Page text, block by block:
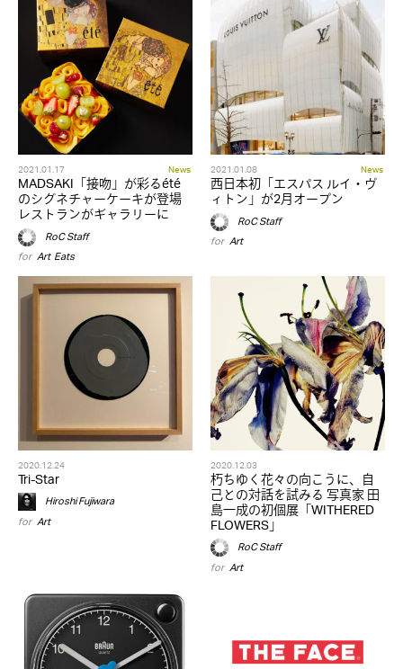
2021.01.17 News
MADSAKI「接吻」が彩るété
のシグネチャーケーキが登場
レストランがギャラリーに
RoC Staff
for Art,Eats
2021.01.08 News
西日本初「エスパス ルイ・ヴ
ィトン」が2月オープン
RoC Staff
for Art
2020.12.24
Tri-Star
Hiroshi Fujiwara
for Art
2020.12.03
朽ちゆく花々の向こうに、自
己との対話を試みる 写真家 田
島一成の初個展「WITHERED
FLOWERS」
RoC Staff
for Art